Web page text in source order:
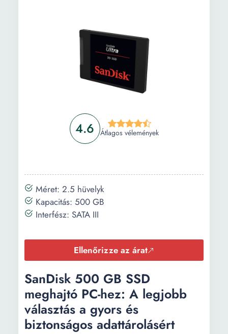
4.6 Átlagos vélemények
Méret: 2.5 hüvelyk
Kapacitás: 500 GB
Interfész: SATA III
Ellenőrizze az árat
SanDisk 500 GB SSD
meghajtó PC-hez: A legjobb
választás a gyors és
biztonságos adattárolásért
Vásárlási útmutató
Gyakori kérdések